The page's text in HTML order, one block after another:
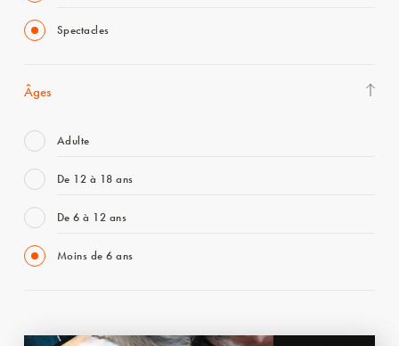
Spectacles
Âges
Adulte
De 12 à 18 ans
De 6 à 12 ans
Moins de 6 ans